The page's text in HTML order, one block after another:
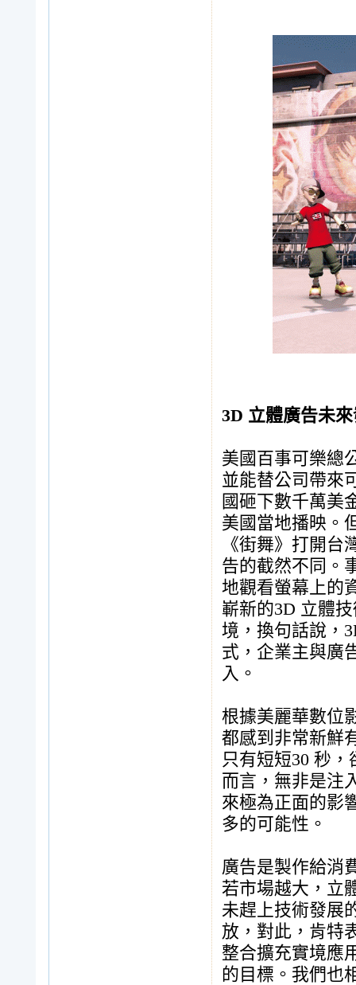
3D 立體廣告未
美國百事可樂總
並能替公司帶來
國砸下數千萬美
美國當地播映。
《街舞》打開
告的截然不同。
地觀看螢幕上的
嶄新的3D 立體
境，換句話說，
式，企業主與廣
入。
根據美麗華數位
都感到非常新鮮
只有短短30 秒
而言，無非是注
來極為正面的影
多的可能性。
廣告是製作給消
若市場越大，立
未趕上技術發展
放，對此，肯特
整合擴充實境應
的目標。我們也